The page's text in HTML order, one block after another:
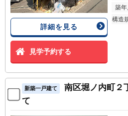
詳細を見る
見学予約する
築年
構造
新築一戸建て
南区堀ノ内町
て